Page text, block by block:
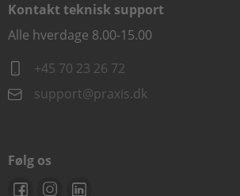
Kontakt teknisk support
Alle hverdage 8.00-15.00
+45 70 23 26 72
support@praxis.dk
Følg os